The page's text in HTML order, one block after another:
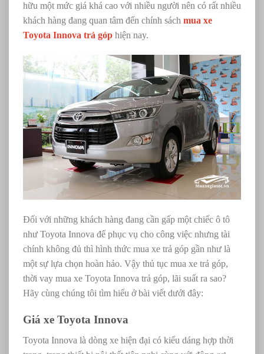
hữu một mức giá khá cao với nhiều người nên có rất nhiều
khách hàng đang quan tâm đến chính sách mua xe
Toyota Innova trả góp hiện nay.
Đối với những khách hàng đang cần gấp một chiếc ô tô
như Toyota Innova để phục vụ cho công việc nhưng tài
chính không đủ thì hình thức mua xe trả góp gần như là
một sự lựa chọn hoàn hảo. Vậy thủ tục mua xe trả góp,
thời vay mua xe Toyota Innova trả góp, lãi suất ra sao?
Hãy cùng chúng tôi tìm hiểu ở bài viết dưới đây:
Giá xe Toyota Innova
Toyota Innova là dòng xe hiện đại có kiểu dáng hợp thời